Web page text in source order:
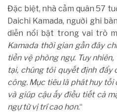
Đặc biệt, nhà cầm quân 57
Daichi Kamada, người ghi
diễn nổi bật trong vai trò
Kamada thời gian gần đây
tiền vệ phòng ngự. Tuy
tại, chúng tôi quyết định đẩy
công. Mục tiêu là phát huy tối
và giúp cậu ấy điều tiết cả
ngự từ vị trí cao hơn.“